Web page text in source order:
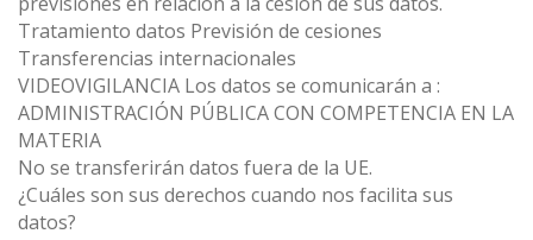
Tratamiento datos Previsión de cesiones
Transferencias internacionales
VIDEOVIGILANCIA Los datos se comunicarán a :
ADMINISTRACIÓN PÚBLICA CON COMPETENCIA EN LA
MATERIA
No se transferirán datos fuera de la UE.
¿Cuáles son sus derechos cuando nos facilita sus
datos?